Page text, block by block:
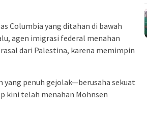
Columbia yang ditahan di bawah
agen imigrasi federal menahan
dari Palestina, karena memimpin
penuh gejolak—berusaha sekuat
kini telah menahan Mohnsen